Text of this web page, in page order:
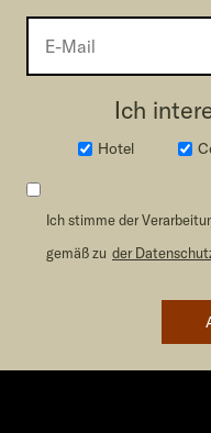
Ich
Hotel
Ich stimme der
gemäß zu der